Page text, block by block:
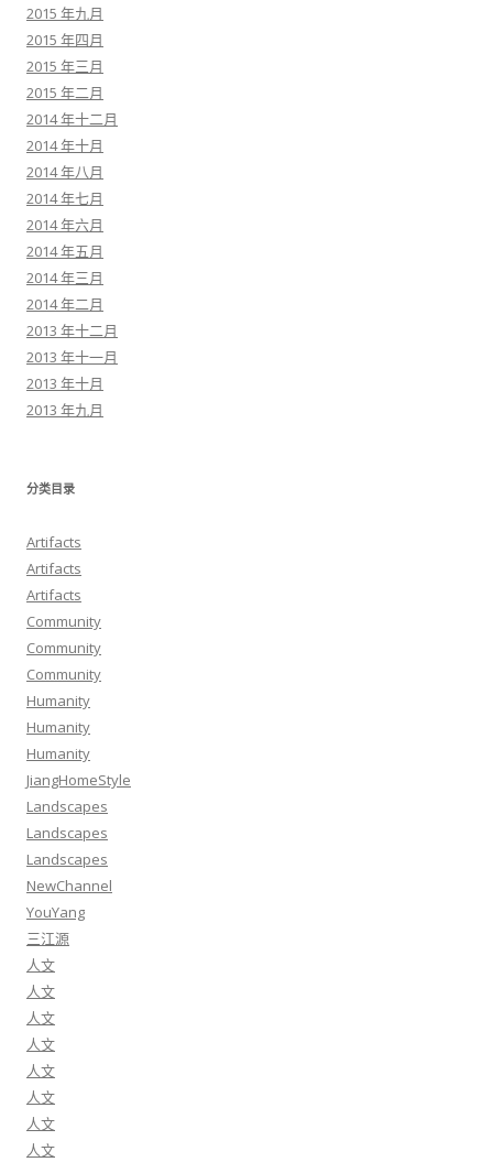
2015 年九月
2015 年四月
2015 年三月
2015 年二月
2014 年十二月
2014 年十月
2014 年八月
2014 年七月
2014 年六月
2014 年五月
2014 年三月
2014 年二月
2013 年十二月
2013 年十一月
2013 年十月
2013 年九月
分类目录
Artifacts
Artifacts
Artifacts
Community
Community
Community
Humanity
Humanity
Humanity
JiangHomeStyle
Landscapes
Landscapes
Landscapes
NewChannel
YouYang
三江源
人文
人文
人文
人文
人文
人文
人文
人文